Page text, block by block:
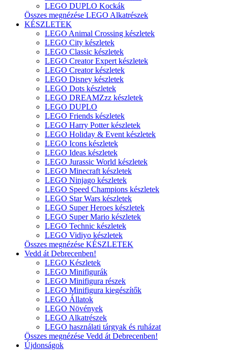
LEGO DUPLO Kockák
Összes megnézése LEGO Alkatrészek
KÉSZLETEK
LEGO Animal Crossing készletek
LEGO City készletek
LEGO Classic készletek
LEGO Creator Expert készletek
LEGO Creator készletek
LEGO Disney készletek
LEGO Dots készletek
LEGO DREAMZzz készletek
LEGO DUPLO
LEGO Friends készletek
LEGO Harry Potter készletek
LEGO Holiday & Event készletek
LEGO Icons készletek
LEGO Ideas készletek
LEGO Jurassic World készletek
LEGO Minecraft készletek
LEGO Ninjago készletek
LEGO Speed Champions készletek
LEGO Star Wars készletek
LEGO Super Heroes készletek
LEGO Super Mario készletek
LEGO Technic készletek
LEGO Vidiyo készletek
Összes megnézése KÉSZLETEK
Vedd át Debrecenben!
LEGO Készletek
LEGO Minifigurák
LEGO Minifigura részek
LEGO Minifigura kiegészítők
LEGO Állatok
LEGO Növények
LEGO Alkatrészek
LEGO használati tárgyak és ruházat
Összes megnézése Vedd át Debrecenben!
Újdonságok